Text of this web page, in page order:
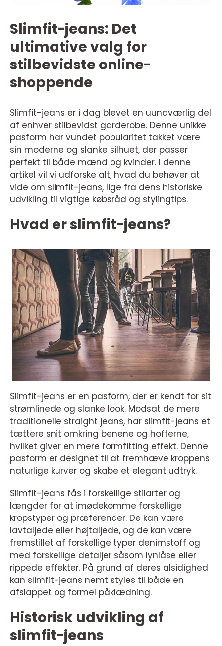
Slimfit-jeans: Det
ultimative valg for
stilbevidste online-
shoppende
Slimfit-jeans er i dag blevet en uundværlig del
af enhver stilbevidst garderobe. Denne unikke
pasform har vundet popularitet takket være
sin moderne og slanke silhuet, der passer
perfekt til både mænd og kvinder. I denne
artikel vil vi udforske alt, hvad du behøver at
vide om slimfit-jeans, lige fra dens historiske
udvikling til vigtige købsråd og stylingtips.
Hvad er slimfit-jeans?
Slimfit-jeans er en pasform, der er kendt for sit
strømlinede og slanke look. Modsat de mere
traditionelle straight jeans, har slimfit-jeans et
tættere snit omkring benene og hofterne,
hvilket giver en mere formfitting effekt. Denne
pasform er designet til at fremhæve kroppens
naturlige kurver og skabe et elegant udtryk.
Slimfit-jeans fås i forskellige stilarter og
længder for at imødekomme forskellige
kropstyper og præferencer. De kan være
lavtaljede eller højtaljede, og de kan være
fremstillet af forskellige typer denimstoff og
med forskellige detaljer såsom lynlåse eller
rippede effekter. På grund af deres alsidighed
kan slimfit-jeans nemt styles til både en
afslappet og formel påklædning.
Historisk udvikling af
slimfit-jeans